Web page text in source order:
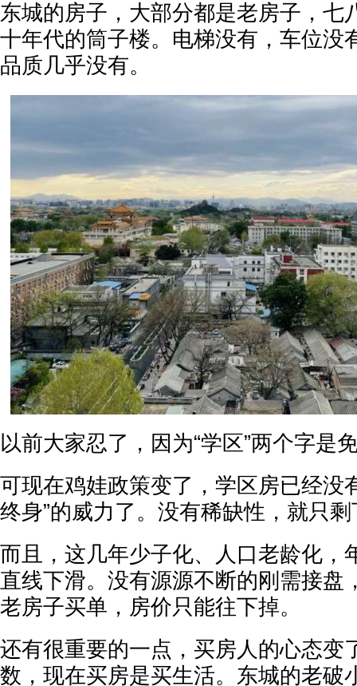
东城的房子，大部分都是老房子，七
十年代的筒子楼。电梯没有，车位没
品质几乎没有。
以前大家忍了，因为“学区”两个字是
可现在鸡娃政策变了，学区房已经没
终身”的威力了。没有稀缺性，就只
而且，这几年少子化、人口老龄化，
直线下滑。没有源源不断的刚需接盘
老房子买单，房价只能往下掉。
还有很重要的一点，买房人的心态变
数，现在买房是买生活。东城的老破